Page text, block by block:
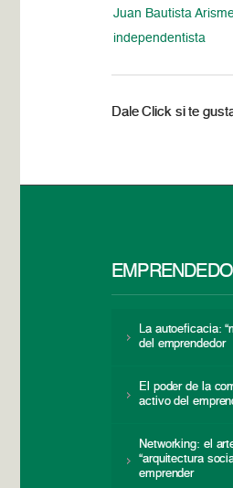
Juan Bautista
independentista
Dale Click si te
La autoeficacia:
del emprendedor
El poder de la
activo del
Networking: el
“arquitectura
emprender